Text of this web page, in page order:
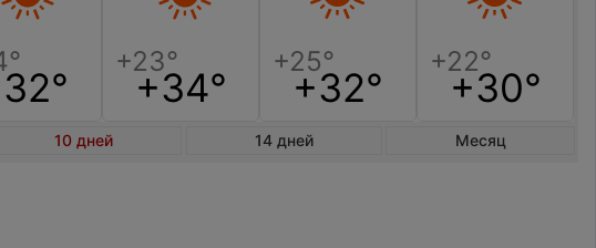
+34° +32° +30°
10 дней 14 дней Месяц